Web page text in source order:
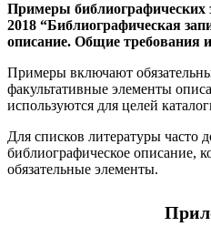
Примеры библиографических
2018 “Библиографическая
описание. Общие требования
Примеры включают
факультативные элементы
используются для целей
Для списков литературы часто
библиографическое описание,
обязательные элементы.